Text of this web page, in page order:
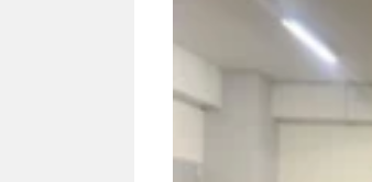
Siapa sangka, dua nama besar di